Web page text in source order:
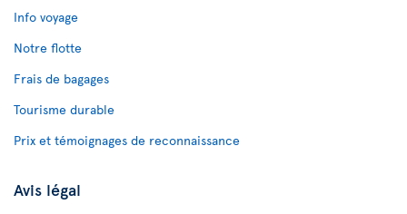
Info voyage
Notre flotte
Frais de bagages
Tourisme durable
Prix et témoignages de reconnaissance
Avis légal